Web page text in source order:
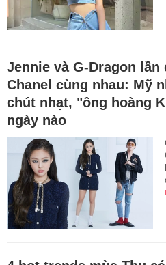
Jennie và G-Dragon
Chanel cùng nhau: Mỹ
chút nhạt, "ông hoàng
ngày nào